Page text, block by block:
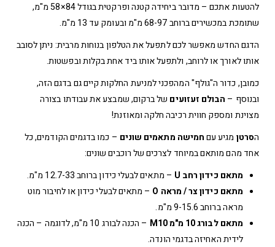
להטעות אתכם – מדובר ביחידה קטנה ופרקטית בגודל 84×58 מ"מ,
שתומכת במכשירים ברוחב 68-97 מ"מ ובעומק עד 13 מ"מ.
הדגם החדש מאפשר לכם לתפעל את הטלפון בנוחות מרבית: ניתן לסובב
אותו לאורך או לרוחב, ולתפעל אותו ביד אחת בקלות ובפשטות.
כמובן, כדור ה"גולף" המהפכני למניעת החלקות קיים גם בדגם הזה,
ובנוסף – הבולם זעזועים של ברקום, שמבצע את עבודתו בצורה
מצוינת ומספק חווית רכיבה חלקה ומאוזנת!
הסרטן מגיע עםחמישה מתאמים שונים – כמו בדגמים הקודמים, כל
אחד מהם מותאם במיוחד לצרכים של רוכבים שונים:
מתאם כידון רחב U
– מתאים לבעלי כידון ברוחב 12.7-33 מ"מ.
מתאם כידון צר / מראה O
– מתאים לבעלי כידון או לחיבור מוט
מראה ברוחב 9-15.6 מ"מ.
מתאם לבורג 10 מ"מ M10
– הכנה לבורג 10 מ"מ, לדוגמה – הכנה
לידית האחיזה בדגמי הונדה.